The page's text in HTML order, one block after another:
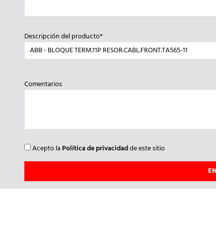
Descripción del producto*
Comentarios
Acepto la Política de privacidadde este sitio